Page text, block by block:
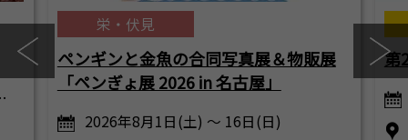
栄・伏見
ペンギンと金魚の合同写真展＆物販展
「ペンぎょ展 2026 in 名古屋」
2026年8月1日(土) ～ 16日(日)
第